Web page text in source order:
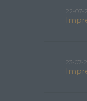
22-07-
23-07-